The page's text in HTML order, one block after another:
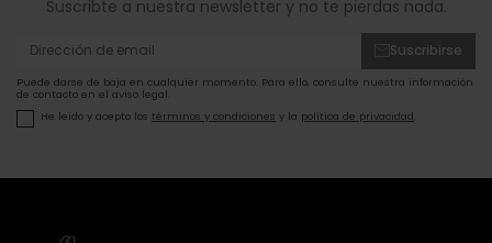
Suscribte a nuestra newsletter y no te pierdas nada.
Suscribirse
Puede darse de baja en cualquier momento. Para ello, consulte nuestra información
de contacto en el aviso legal.
He leído y acepto los términos y condiciones y la política de privacidad